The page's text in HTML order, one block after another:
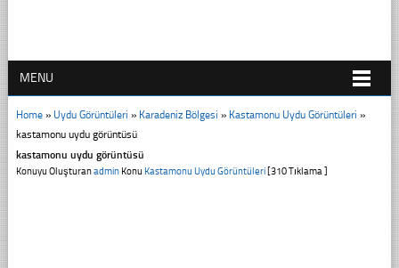
MENU
Home» Uydu Görüntüleri » Karadeniz Bölgesi » Kastamonu Uydu Görüntüleri »
kastamonu uydu görüntüsü
kastamonu uydu görüntüsü
Konuyu OluşturanadminKonu Kastamonu Uydu Görüntüleri[310 Tıklama ]